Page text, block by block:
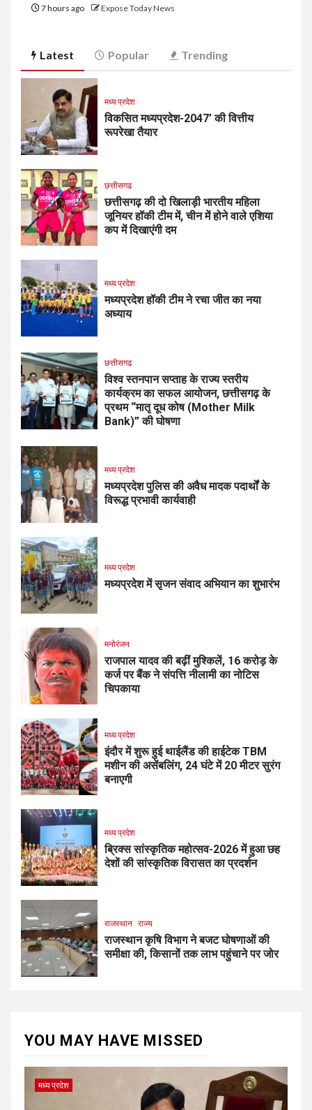
7 hours ago Expose Today News
Latest Popular Trending
मध्य प्रदेश
विकसित मध्यप्रदेश-2047’ की वित्तीय
रूपरेखा तैयार
छत्तीसगढ
छत्तीसगढ़ की दो खिलाड़ी भारतीय महिला
जूनियर हॉकी टीम में, चीन में होने वाले एशिया
कप में दिखाएंगी दम
मध्य प्रदेश
मध्यप्रदेश हॉकी टीम ने रचा जीत का नया
अध्याय
छत्तीसगढ
विश्व स्तनपान सप्ताह के राज्य स्तरीय
कार्यक्रम का सफल आयोजन, छत्तीसगढ़ के
प्रथम “मातृ दूध कोष (Mother Milk
Bank)” की घोषणा
मध्य प्रदेश
मध्यप्रदेश पुलिस की अवैध मादक पदार्थों के
विरूद्ध प्रभावी कार्यवाही
मध्य प्रदेश
मध्यप्रदेश में सृजन संवाद अभियान का शुभारंभ
मनोरंजन
राजपाल यादव की बढ़ीं मुश्किलें, ₹16 करोड़ के
कर्ज पर बैंक ने संपत्ति नीलामी का नोटिस
चिपकाया
मध्य प्रदेश
इंदौर में शुरू हुई थाईलैंड की हाईटेक TBM
मशीन की असेंबलिंग, 24 घंटे में 20 मीटर सुरंग
बनाएगी
मध्य प्रदेश
ब्रिक्स सांस्कृतिक महोत्सव-2026 में हुआ छह
देशों की सांस्कृतिक विरासत का प्रदर्शन
राजस्थान राज्य
राजस्थान कृषि विभाग ने बजट घोषणाओं की
समीक्षा की, किसानों तक लाभ पहुंचाने पर जोर
YOU MAY HAVE MISSED
मध्य प्रदेश